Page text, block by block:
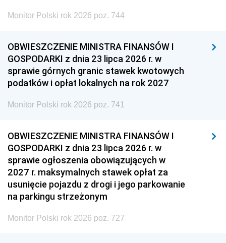
Monitor Polski rok 2026 poz. 744
OBWIESZCZENIE MINISTRA FINANSÓW I
GOSPODARKI z dnia 23 lipca 2026 r. w
sprawie górnych granic stawek kwotowych
podatków i opłat lokalnych na rok 2027
Monitor Polski rok 2026 poz. 741
OBWIESZCZENIE MINISTRA FINANSÓW I
GOSPODARKI z dnia 23 lipca 2026 r. w
sprawie ogłoszenia obowiązujących w
2027 r. maksymalnych stawek opłat za
usunięcie pojazdu z drogi i jego parkowanie
na parkingu strzeżonym
Monitor Polski rok 2026 poz. 727